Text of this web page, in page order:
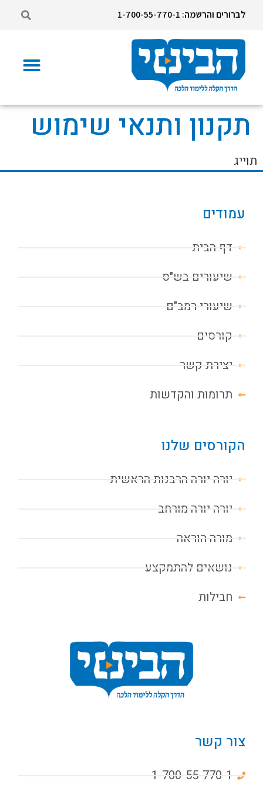
לברורים והרשמה: 1-700-55-770-1
תקנון ותנאי שימוש
תוייג
עמודים
דף הבית
שיעורים בש"ס
שיעורי רמב"ם
קורסים
יצירת קשר
תרומות והקדשות
הקורסים שלנו
יורה יורה הרבנות הראשית
יורה יורה מורחב
מורה הוראה
נושאים להתמקצע
חבילות
צור קשר
1-700-55-770-1